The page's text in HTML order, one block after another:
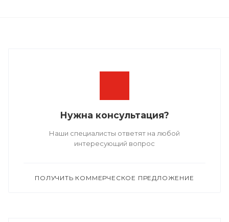
Нужна консультация?
Наши специалисты ответят на любой
интересующий вопрос
ПОЛУЧИТЬ КОММЕРЧЕСКОЕ ПРЕДЛОЖЕНИЕ